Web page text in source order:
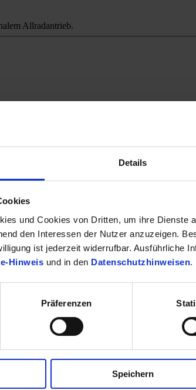
Details
und Cookies von Dritten, um ihre Dienste
den Interessen der Nutzer anzuzeigen.
ist jederzeit widerrufbar. Ausführliche
Hinweis und in den Datenschutzhinweisen.
Präferenzen
Speichern
Allradantrieb.
Sie Ihr passendes Toyota Fahrzeug.